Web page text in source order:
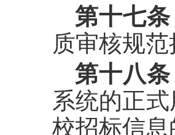
第十七条
质审核规范
第十八条
系统的正
校招标信息